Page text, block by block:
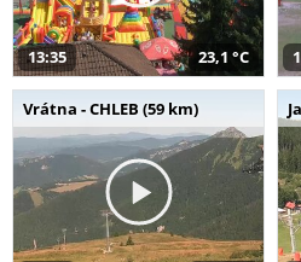
13:35 23,1 °C
Vrátna - CHLEB (59 km)